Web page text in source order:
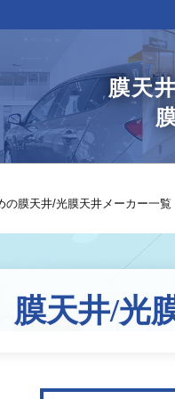
膜天
の膜天井/光膜天井メーカー一覧
膜天井/光